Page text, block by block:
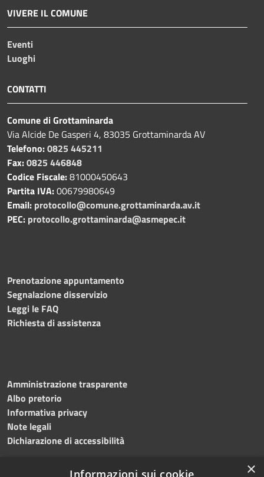
VIVERE IL COMUNE
Eventi
Luoghi
CONTATTI
Comune di Grottaminarda
Via Alcide De Gasperi 4, 83035 Grottaminarda AV
Telefono:0825 445211
Fax:0825 446848
Codice Fiscale:81000450643
Partita IVA:00679980649
Email: protocollo@comune.grottaminarda.av.it
PEC: protocollo.grottaminarda@asmepec.it
Prenotazione appuntamento
Segnalazione disservizio
Leggi le FAQ
Richiesta di assistenza
Amministrazione trasparente
Albo pretorio
Informativa privacy
Note legali
Dichiarazione di accessibilità
×
Informazioni sui cookie